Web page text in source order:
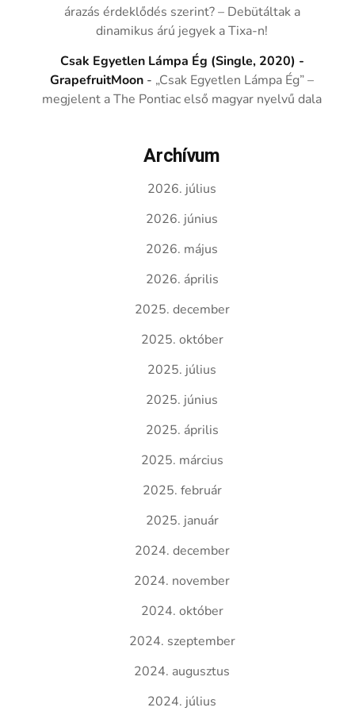
árazás érdeklődés szerint? – Debütáltak a
dinamikus árú jegyek a Tixa-n!
Csak Egyetlen Lámpa Ég (Single, 2020) -
GrapefruitMoon - „Csak Egyetlen Lámpa Ég” –
megjelent a The Pontiac első magyar nyelvű dala
Archívum
2026. július
2026. június
2026. május
2026. április
2025. december
2025. október
2025. július
2025. június
2025. április
2025. március
2025. február
2025. január
2024. december
2024. november
2024. október
2024. szeptember
2024. augusztus
2024. július